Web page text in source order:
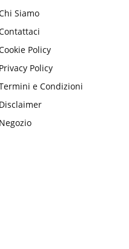
Siamo
Policy
Privacy Policy
e Condizioni
Disclaimer
Negozio